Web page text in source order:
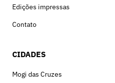
Edições impressas
Contato
CIDADES
Mogi das Cruzes